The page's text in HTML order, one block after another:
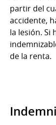
partir del
accidente,
la lesión. Si
de la renta.